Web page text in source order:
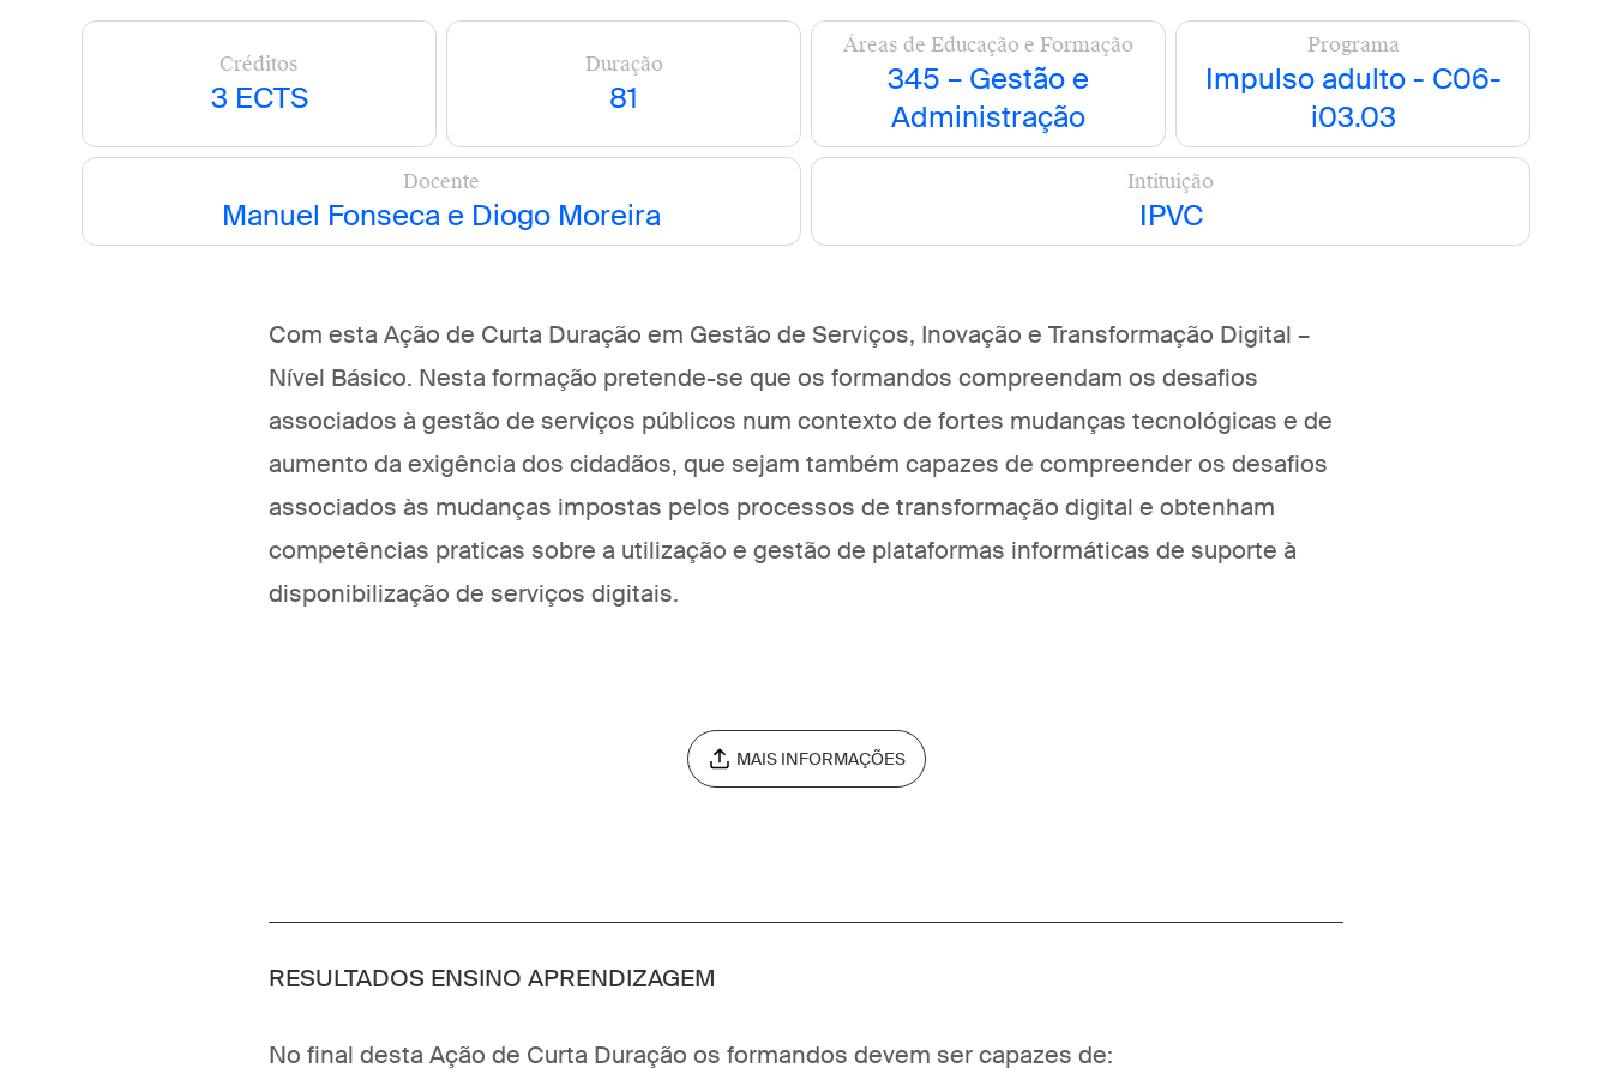
Créditos
3 ECTS
Duração
81
Áreas de Educação e Formação
345 – Gestão e
Administração
Programa
Impulso adulto - C06-
i03.03
Docente
Manuel Fonseca e Diogo Moreira
Intituição
IPVC
Com esta Ação de Curta Duração em Gestão de Serviços, Inovação e Transformação Digital –
Nível Básico. Nesta formação pretende-se que os formandos compreendam os desafios
associados à gestão de serviços públicos num contexto de fortes mudanças tecnológicas e de
aumento da exigência dos cidadãos, que sejam também capazes de compreender os desafios
associados às mudanças impostas pelos processos de transformação digital e obtenham
competências praticas sobre a utilização e gestão de plataformas informáticas de suporte à
disponibilização de serviços digitais.
MAIS INFORMAÇÕES
RESULTADOS ENSINO APRENDIZAGEM
No final desta Ação de Curta Duração os formandos devem ser capazes de: